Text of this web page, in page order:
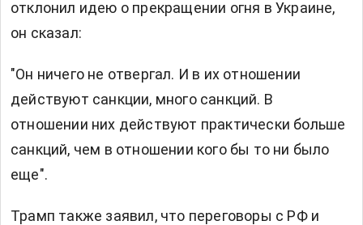
отклонил идею о прекращении огня в Украине,
он сказал:
"Он ничего не отвергал. И в их отношении
действуют санкции, много санкций. В
отношении них действуют практически больше
санкций, чем в отношении кого бы то ни было
еще".
Трамп также заявил, что переговоры с РФ и